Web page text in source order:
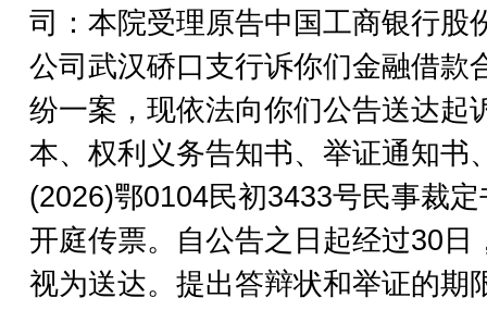
司：本院受理原告中国工商银行股
公司武汉硚口支行诉你们金融借款
纷一案，现依法向你们公告送达起
本、权利义务告知书、举证通知书
(2026)鄂0104民初3433号民事裁定
开庭传票。自公告之日起经过30日
视为送达。提出答辩状和举证的期